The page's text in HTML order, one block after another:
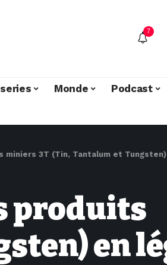
7
Monde
Podcast
Tantalum et Tungsten) en légère hausse au
produits
en